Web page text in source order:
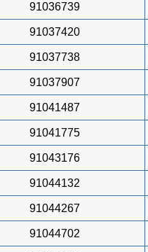
91036739
91037420
91037738
91037907
91041487
91041775
91043176
91044132
91044267
91044702